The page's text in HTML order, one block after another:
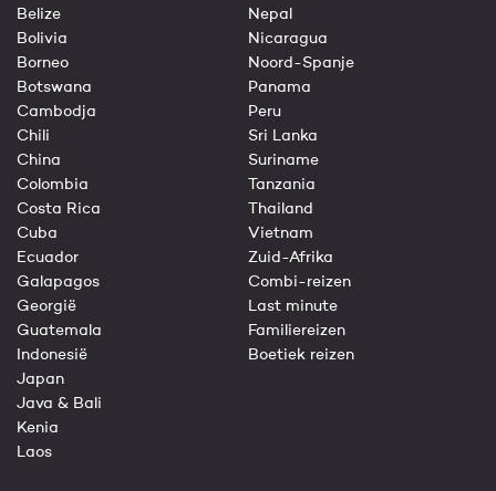
Belize
Bolivia
Borneo
Botswana
Cambodja
Chili
China
Colombia
Costa Rica
Cuba
Ecuador
Galapagos
Georgië
Guatemala
Indonesië
Japan
Java & Bali
Kenia
Laos
Nepal
Nicaragua
Noord-Spanje
Panama
Peru
Sri Lanka
Suriname
Tanzania
Thailand
Vietnam
Zuid-Afrika
Combi-reizen
Last minute
Familiereizen
Boetiek reizen